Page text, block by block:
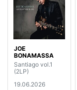
JOE
BONAMASSA
Santiago vol.1
(2LP)
19.06.2026